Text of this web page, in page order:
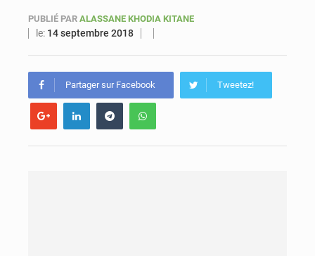
PUBLIÉ PAR ALASSANE KHODIA KITANE
le: 14 septembre 2018
Partager sur Facebook Tweetez!